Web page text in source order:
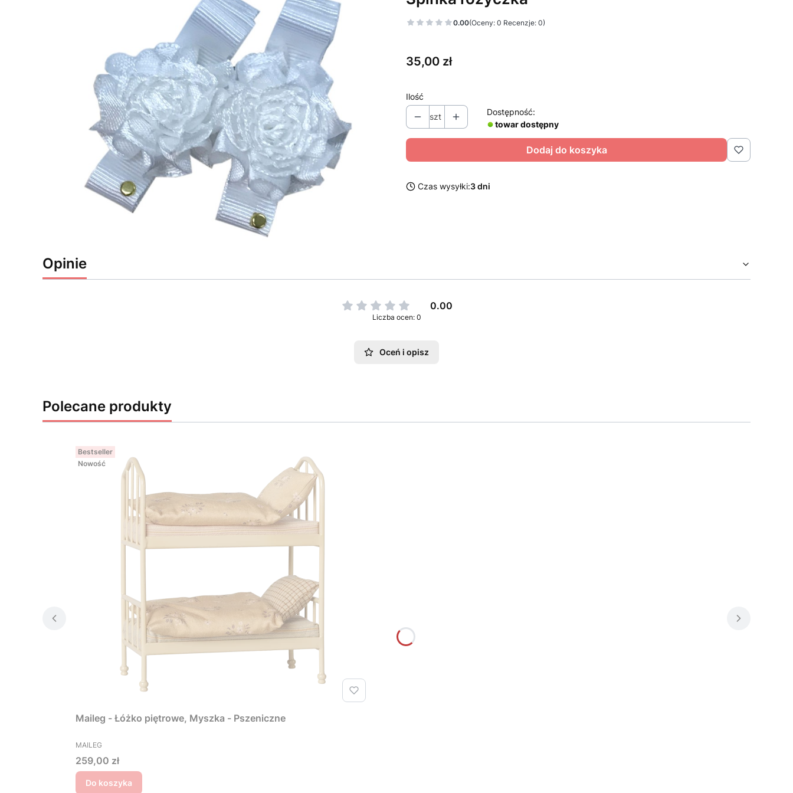
0.00(Oceny: 0 Recenzje: 0)
Cena
35,00 zł
Ilość
szt
Dostępność:
towar dostępny
Dodaj do koszyka
Czas wysyłki:3 dni
Opinie
0.00
Liczba ocen: 0
Oceń i opisz
Polecane produkty
Bestseller
Nowość
Maileg - Łóżko piętrowe, Myszka - Pszeniczne
PRODUCENT
MAILEG
Cena
259,00 zł
Do koszyka